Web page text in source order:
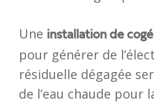
Une installation de
pour générer de
résiduelle dégagée
de l’eau chaude pour